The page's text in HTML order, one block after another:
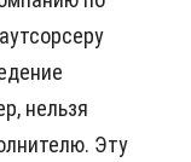
нельзя
Эту